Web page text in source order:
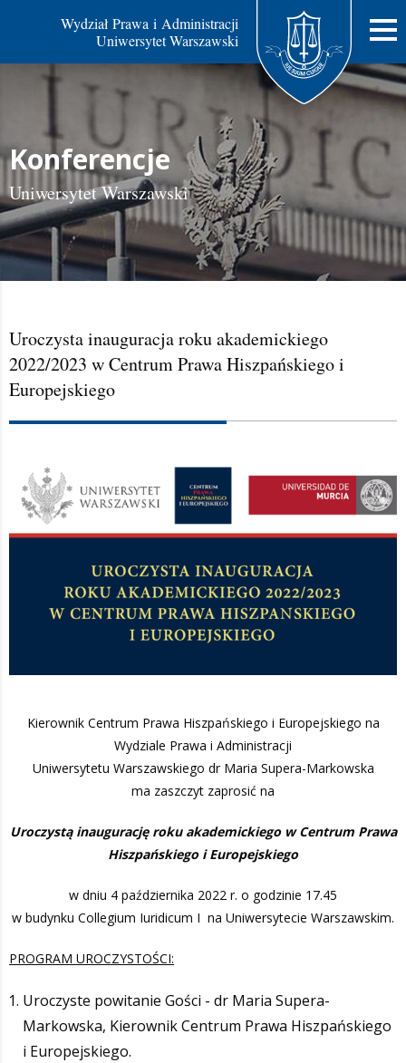
Wydział Prawa i Administracji
Uniwersytet Warszawski
Konferencje
Uniwersytet Warszawski
Uroczysta inauguracja roku akademickiego
2022/2023 w Centrum Prawa Hiszpańskiego i
Europejskiego
Kierownik Centrum Prawa Hiszpańskiego i Europejskiego na
Wydziale Prawa i Administracji
Uniwersytetu Warszawskiego dr Maria Supera-Markowska
ma zaszczyt zaprosić na
Uroczystą inaugurację roku akademickiego w Centrum Prawa
Hiszpańskiego i Europejskiego
w dniu 4 października 2022 r. o godzinie 17.45
w budynku Collegium Iuridicum I na Uniwersytecie Warszawskim.
PROGRAM UROCZYSTOŚCI:
Uroczyste powitanie Gości - dr Maria Supera-
Markowska, Kierownik Centrum Prawa Hiszpańskiego
i Europejskiego.